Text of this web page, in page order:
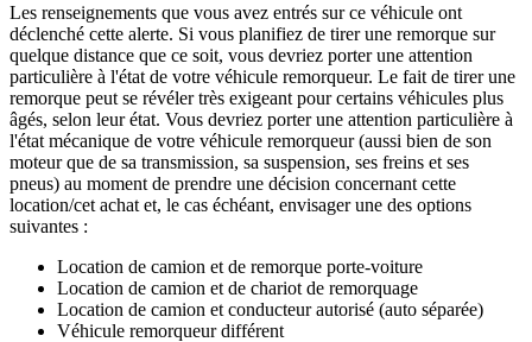
Les renseignements que vous avez entrés sur ce véhicule ont
déclenché cette alerte. Si vous planifiez de tirer une remorque sur
quelque distance que ce soit, vous devriez porter une attention
particulière à l'état de votre véhicule remorqueur. Le fait de tirer une
remorque peut se révéler très exigeant pour certains véhicules plus
âgés, selon leur état. Vous devriez porter une attention particulière à
l'état mécanique de votre véhicule remorqueur (aussi bien de son
moteur que de sa transmission, sa suspension, ses freins et ses
pneus) au moment de prendre une décision concernant cette
location/cet achat et, le cas échéant, envisager une des options
suivantes :
Location de camion et de remorque porte-voiture
Location de camion et de chariot de remorquage
Location de camion et conducteur autorisé (auto séparée)
Véhicule remorqueur différent